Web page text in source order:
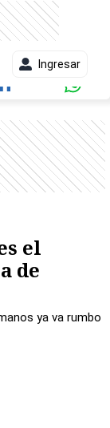
Ingresar
el
de
ya va rumbo